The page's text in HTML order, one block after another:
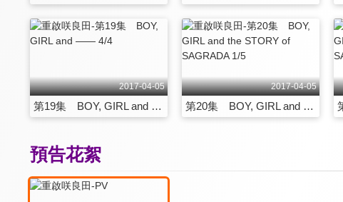
2017-04-05
第19集 BOY, GIRL and ―― 4/4
2017-04-05
第20集 BOY, GIRL and the STORY of SAGRADA 1/5
預告花絮